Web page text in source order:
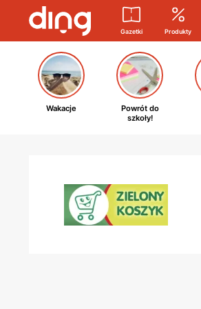
Gazetki Produkty
Wakacje
Powrót do
szkoły!